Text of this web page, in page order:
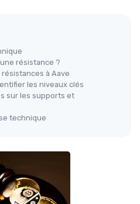
résistance ?
à Aave
les niveaux clés
sur les supports et
technique